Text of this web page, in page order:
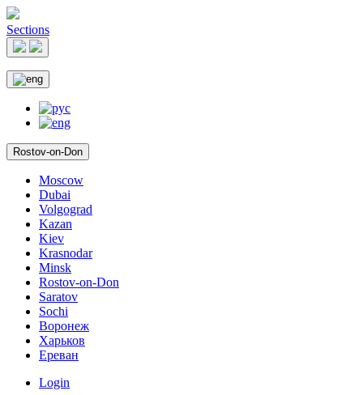
Sections
Rostov-on-Don
Moscow
Dubai
Volgograd
Kazan
Kiev
Krasnodar
Minsk
Rostov-on-Don
Saratov
Sochi
Воронеж
Харьков
Ереван
Login